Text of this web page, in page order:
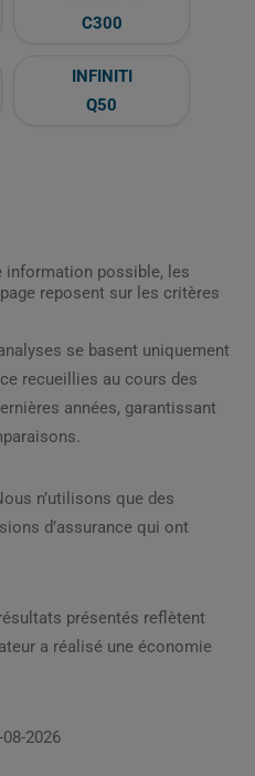
C300
INFINITI
Q50
information possible, les
reposent sur les critères
se basent uniquement
recueillies au cours des
années, garantissant
n’utilisons que des
d’assurance qui ont
présentés reflètent
a réalisé une économie
08-2026